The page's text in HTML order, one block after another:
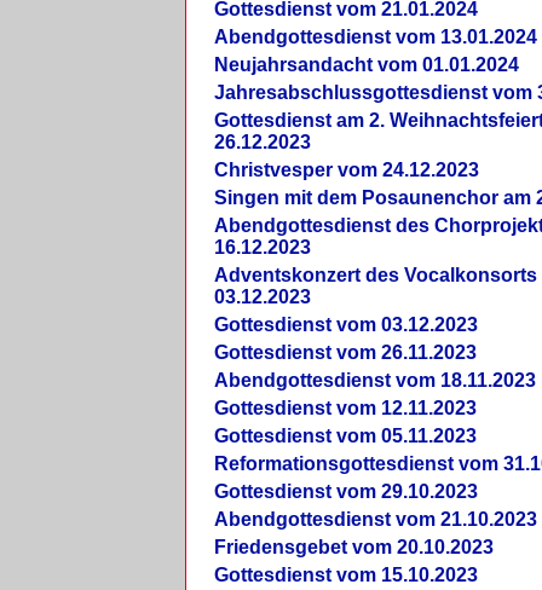
Gottesdienst vom 21.01.2024
Abendgottesdienst vom 13.01.2024
Neujahrsandacht vom 01.01.2024
Jahresabschlussgottesdienst vom
Gottesdienst am 2.
26.12.2023
Christvesper vom 24.12.2023
Singen mit dem Posaunenchor am
Abendgottesdienst des
16.12.2023
Adventskonzert des Vocalkonsorts
03.12.2023
Gottesdienst vom 03.12.2023
Gottesdienst vom 26.11.2023
Abendgottesdienst vom 18.11.2023
Gottesdienst vom 12.11.2023
Gottesdienst vom 05.11.2023
Reformationsgottesdienst vom
Gottesdienst vom 29.10.2023
Abendgottesdienst vom 21.10.2023
Friedensgebet vom 20.10.2023
Gottesdienst vom 15.10.2023